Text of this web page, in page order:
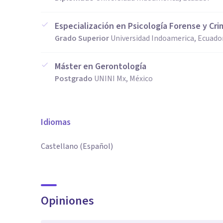
Especialización en Psicología Forense y
Grado SuperiorUniversidad Indoamerica,
Máster en Gerontología
Postgrado UNINI Mx, México
Idiomas
Castellano (Español)
Opiniones